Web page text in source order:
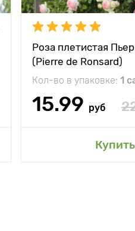
Роза плетистая
(Pierre de Ronsard)
Кол-во в упаковке: 1
15.99 руб
Купить